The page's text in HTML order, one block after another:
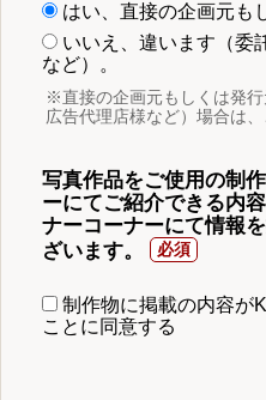
はい、直接の企画元も
いいえ、違います（委
など）。
※直接の企画元もしくは発行
広告代理店様など）場合は
写真作品をご使用の制
ーにてご紹介できる内
ナーコーナーにて情報
ざいます。
制作物に掲載の内容が
ことに同意する